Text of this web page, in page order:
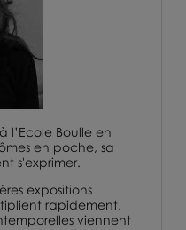
l’Ecole Boulle en
en poche, sa
s'exprimer.
expositions
rapidement,
viennent